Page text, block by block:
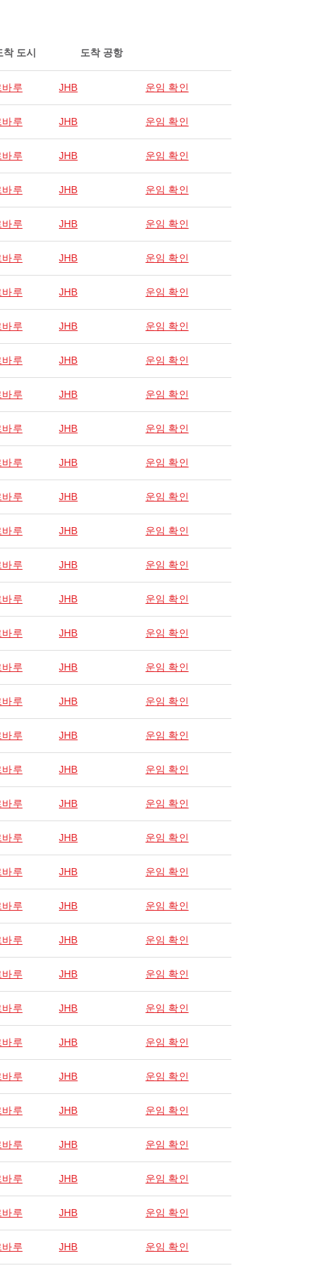
착 도시 도착 공항
바루 JHB 운임 확인
바루 JHB 운임 확인
바루 JHB 운임 확인
바루 JHB 운임 확인
바루 JHB 운임 확인
바루 JHB 운임 확인
바루 JHB 운임 확인
바루 JHB 운임 확인
바루 JHB 운임 확인
바루 JHB 운임 확인
바루 JHB 운임 확인
바루 JHB 운임 확인
바루 JHB 운임 확인
바루 JHB 운임 확인
바루 JHB 운임 확인
바루 JHB 운임 확인
바루 JHB 운임 확인
바루 JHB 운임 확인
바루 JHB 운임 확인
바루 JHB 운임 확인
바루 JHB 운임 확인
바루 JHB 운임 확인
바루 JHB 운임 확인
바루 JHB 운임 확인
바루 JHB 운임 확인
바루 JHB 운임 확인
바루 JHB 운임 확인
바루 JHB 운임 확인
바루 JHB 운임 확인
바루 JHB 운임 확인
바루 JHB 운임 확인
바루 JHB 운임 확인
바루 JHB 운임 확인
바루 JHB 운임 확인
바루 JHB 운임 확인